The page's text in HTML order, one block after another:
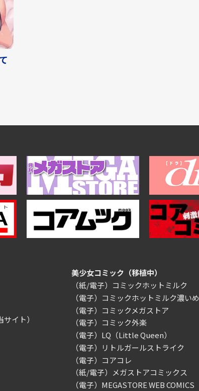
サイト）
美少女コミック（移植中）
（紙/電子）コミックホットミルク
（電子）コミックホットミルク濃いめ
（電子）コミックメガストア
（電子）コミック外楽
（電子）LQ（Little Queen）
（電子）リトルガールストライク
（電子）コアコレ
（紙/電子）メガストアコミックス
（電子）MEGASTORE WEB COMICS